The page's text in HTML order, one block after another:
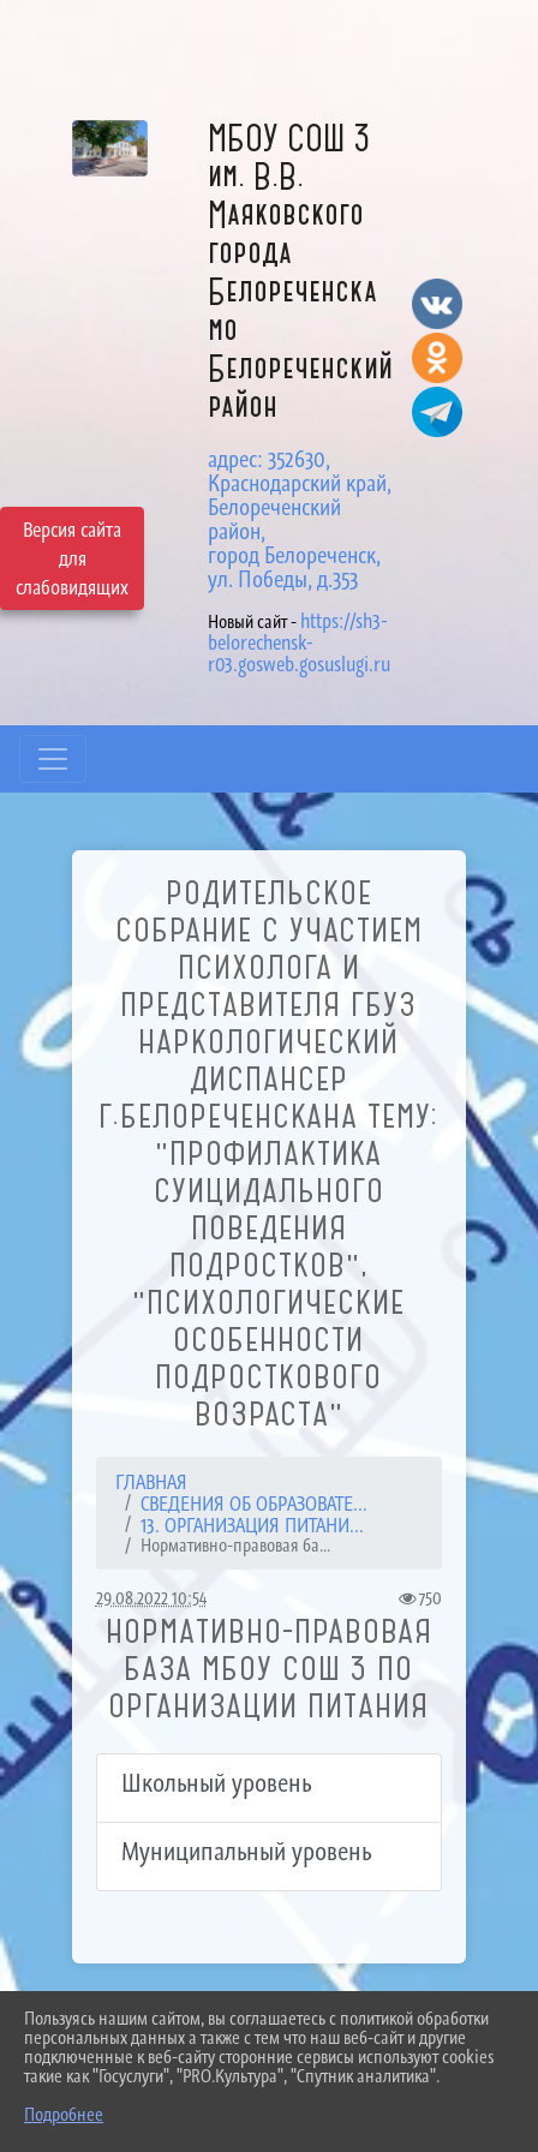
Версия сайта
для
слабовидящих
МБОУ СОШ 3
им. В.В.
Маяковского
города
Белореченска
мо
Белореченский
район
адрес: 352630,
Краснодарский край,
Белореченский
район,
город Белореченск,
ул. Победы, д.353
Новый сайт - https://sh3-
belorechensk-
r03.gosweb.gosuslugi.ru
РОДИТЕЛЬСКОЕ
СОБРАНИЕ С УЧАСТИЕМ
ПСИХОЛОГА И
ПРЕДСТАВИТЕЛЯ ГБУЗ
НАРКОЛОГИЧЕСКИЙ
ДИСПАНСЕР
Г.БЕЛОРЕЧЕНСКАНА ТЕМУ:
"ПРОФИЛАКТИКА
СУИЦИДАЛЬНОГО
ПОВЕДЕНИЯ
ПОДРОСТКОВ",
"ПСИХОЛОГИЧЕСКИЕ
ОСОБЕННОСТИ
ПОДРОСТКОВОГО
ВОЗРАСТА"
ГЛАВНАЯ
СВЕДЕНИЯ ОБ ОБРАЗОВАТЕ...
13. ОРГАНИЗАЦИЯ ПИТАНИ...
Нормативно-правовая ба...
29.08.2022 10:54 750
НОРМАТИВНО-ПРАВОВАЯ
БАЗА МБОУ СОШ 3 ПО
ОРГАНИЗАЦИИ ПИТАНИЯ
Школьный уровень
Муниципальный уровень
2026 Г. BEL-SCHOOL3.RU
ВХОД
КАРТА САЙТА
Пользуясь нашим сайтом, вы соглашаетесь с политикой обработки
персональных данных а также с тем что наш веб-сайт и другие
подключенные к веб-сайту сторонние сервисы используют cookies
такие как "Госуслуги", "PRO.Культура", "Спутник аналитика".
Подробнее